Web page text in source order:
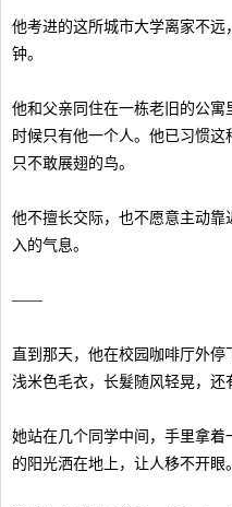
他考进的这所城市大学离家不
钟。
他和父亲同住在一栋老旧的公
时候只有他一个人。他已习惯
只不敢展翅的鸟。
他不擅长交际，也不愿意主动
入的气息。
——
直到那天，他在校园咖啡厅外停
浅米色毛衣，长髮随风轻晃，
她站在几个同学中间，手里拿
的阳光洒在地上，让人移不开眼。